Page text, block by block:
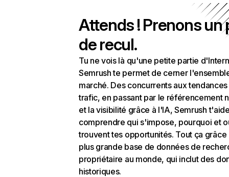
Attends ! Prenons un
de recul.
Tu ne vois là qu'une petite partie
Semrush te permet de cerner
marché. Des concurrents aux
trafic, en passant par le référencement
et la visibilité grâce à l'IA, Semrush
comprendre qui s'impose, pourquoi et
trouvent tes opportunités. Tout ça grâce
plus grande base de données de
propriétaire au monde, qui inclut des
historiques.